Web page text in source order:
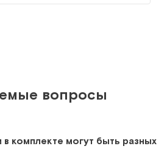
(2 шт.в комплекте) для ПП
вопросы
комплекте могут быть разных